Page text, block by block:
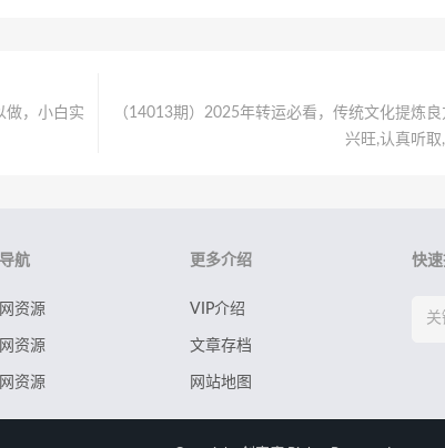
做，小白实
（14013期）2025年转运必看，传统文化提炼
兴旺,认真听
航
资源
资源
资源
更多介绍
VIP介绍
文章存档
网站地图
快